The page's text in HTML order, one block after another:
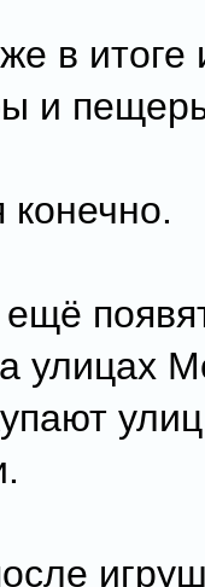
в итоге
и
улицах